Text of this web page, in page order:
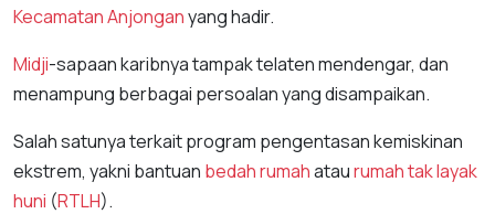
Kecamatan Anjonganyang hadir.
Midji-sapaan karibnya tampak telaten mendengar, dan
menampung berbagai persoalan yang disampaikan.
Salah satunya terkait program pengentasan kemiskinan
ekstrem, yakni bantuan bedah rumahataurumah tak layak
huni (RTLH).